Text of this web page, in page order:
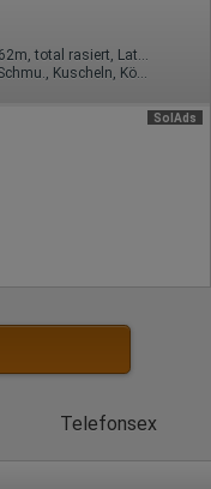
SolAds
Telefonsex